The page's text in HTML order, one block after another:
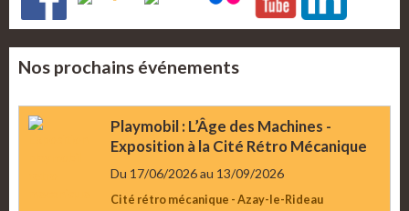
Nos prochains événements
Playmobil : L’Âge des Machines -
Exposition à la Cité Rétro Mécanique
Du 17/06/2026au 13/09/2026
Cité rétro mécanique - Azay-le-Rideau